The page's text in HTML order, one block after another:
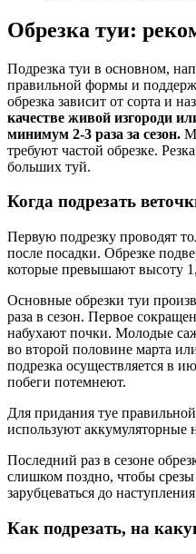
Обрезка туи:
Подрезка туи в основном,
правильной формы и
обрезка зависит от сорта и
качестве живой изгороди
минимум 2-3 раза за сезон.
требуют частой обрезке.
больших туй.
Когда подрезать
Первую подрезку проводят
после посадки. Обрезке
которые превышают высоту
Основные обрезки туи
раза в сезон. Первое
набухают почки. Молодые
во второй половине марта
подрезка осуществляется в
побеги потемнеют.
Для придания туе
используют
Последний раз в сезоне
слишком поздно, чтобы
зарубцеваться до
Как подрезать, на